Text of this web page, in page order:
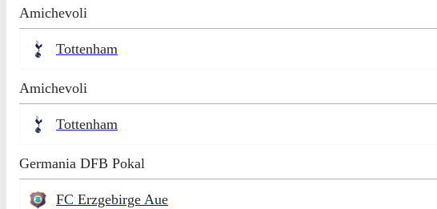
Amichevoli
Tottenham
Amichevoli
Tottenham
Germania DFB Pokal
FC Erzgebirge Aue